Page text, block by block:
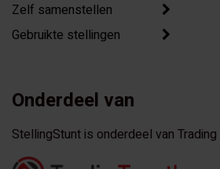
Zelf samenstellen
Gebruikte stellingen
Onderdeel van
StellingStunt is onderdeel van Trading